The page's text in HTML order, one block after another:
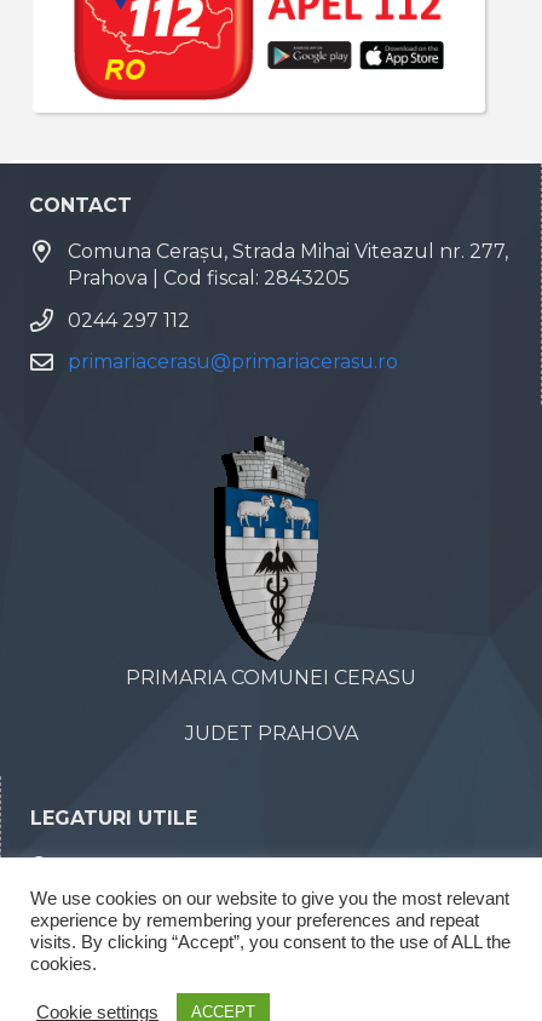
CONTACT
Comuna Cerașu, Strada Mihai Viteazul nr. 277,
Prahova | Cod fiscal: 2843205
0244 297 112
primariacerasu@primariacerasu.ro
PRIMARIA COMUNEI CERASU
JUDET PRAHOVA
LEGATURI UTILE
Declaratii de interese
Rapoarte legea 52/2003
We use cookies on our website to give you the most relevant
experience by remembering your preferences and repeat
visits. By clicking “Accept”, you consent to the use of ALL the
cookies.
Cookie settings ACCEPT